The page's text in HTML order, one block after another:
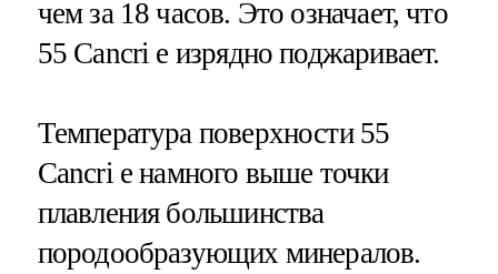
чем за 18 часов. Это означает, что
55 Cancri e изрядно поджаривает.
Температура поверхности 55
Cancri e намного выше точки
плавления большинства
породообразующих минералов.